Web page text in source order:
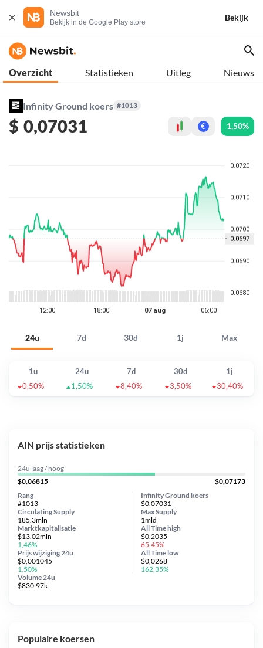
Newsbit
Bekijk in de Google Play store
Bekijk
Overzicht Statistieken Uitleg Nieuws
Infinity Ground koers #1013
$ 0,07031 € 1,50%
24u 7d 30d 1j Max
1u 24u 7d 30d
1j
0,50%
1,50% 8,40% 3,50% 30,40%
AIN prijs statistieken
24u laag / hoog
$0,06815
$0,07173
Infinity Ground koers
$0,07031
Circulating Supply
185.3mln
Prijs wijziging 24u
$0,001045
1,50%
Max Supply
1mld
Marktkapitalisatie
$13.02mln
1,46%
Volume 24u
$830.97k
Rang
#1013
All Timehigh
$0,2035
65,45%
All Time low
$0,0268
162,35%
Populaire koersen